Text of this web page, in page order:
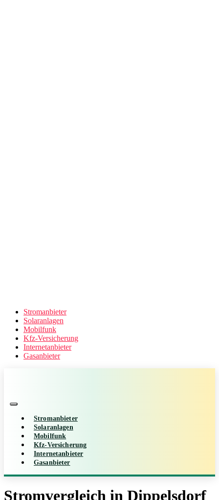
Stromanbieter
Solaranlagen
Mobilfunk
Kfz-Versicherung
Internetanbieter
Gasanbieter
Stromanbieter
Solaranlagen
Mobilfunk
Kfz-Versicherung
Internetanbieter
Gasanbieter
Stromvergleich in Dippelsdorf